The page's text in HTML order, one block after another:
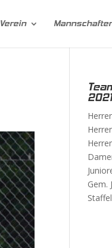
Verein
Gem.